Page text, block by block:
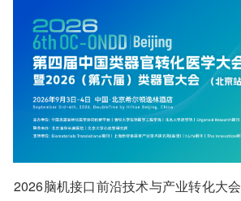
2026脑机接口前沿技术与产业转化大会